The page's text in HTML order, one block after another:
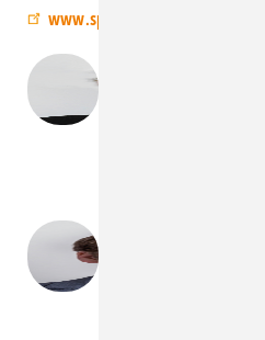
www.spie.de